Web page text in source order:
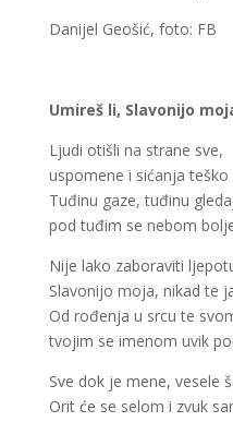
Danijel Geošić, foto: FB
Umireš li, Slavonijo
Ljudi otišli na strane sve,
uspomene i sićanja teško
Tuđinu gaze, tuđinu
pod tuđim se nebom
Nije lako zaboraviti
Slavonijo moja, nikad te
Od rođenja u srcu te
tvojim se imenom uvik
Sve dok je mene, vesele
Orit će se selom i zvuk